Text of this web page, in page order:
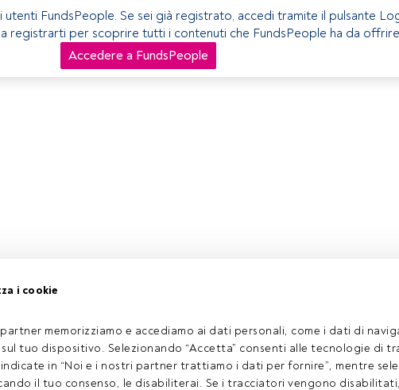
i cookie
partner memorizziamo e accediamo ai dati personali, come i dati di
tuo dispositivo. Selezionando “Accetta” consenti alle tecnologie di
in “Noi e i nostri partner trattiamo i dati per fornire”, mentre
il tuo consenso, le disabiliterai. Se i tracciatori vengono
FundsPeople. Se sei già registrato, accedi tramite il pulsante
a registrarti per scoprire tutti i contenuti che FundsPeople ha da
Accedere a FundsPeople